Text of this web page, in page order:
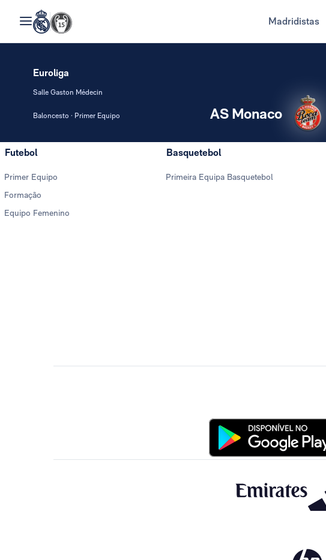
Madridistas
Euroliga
Salle Gaston Médecin
Baloncesto · Primer Equipo AS Monaco
Futebol
Primer Equipo
Formação
Equipo Femenino
Basquetebol
Primeira Equipa Basquetebol